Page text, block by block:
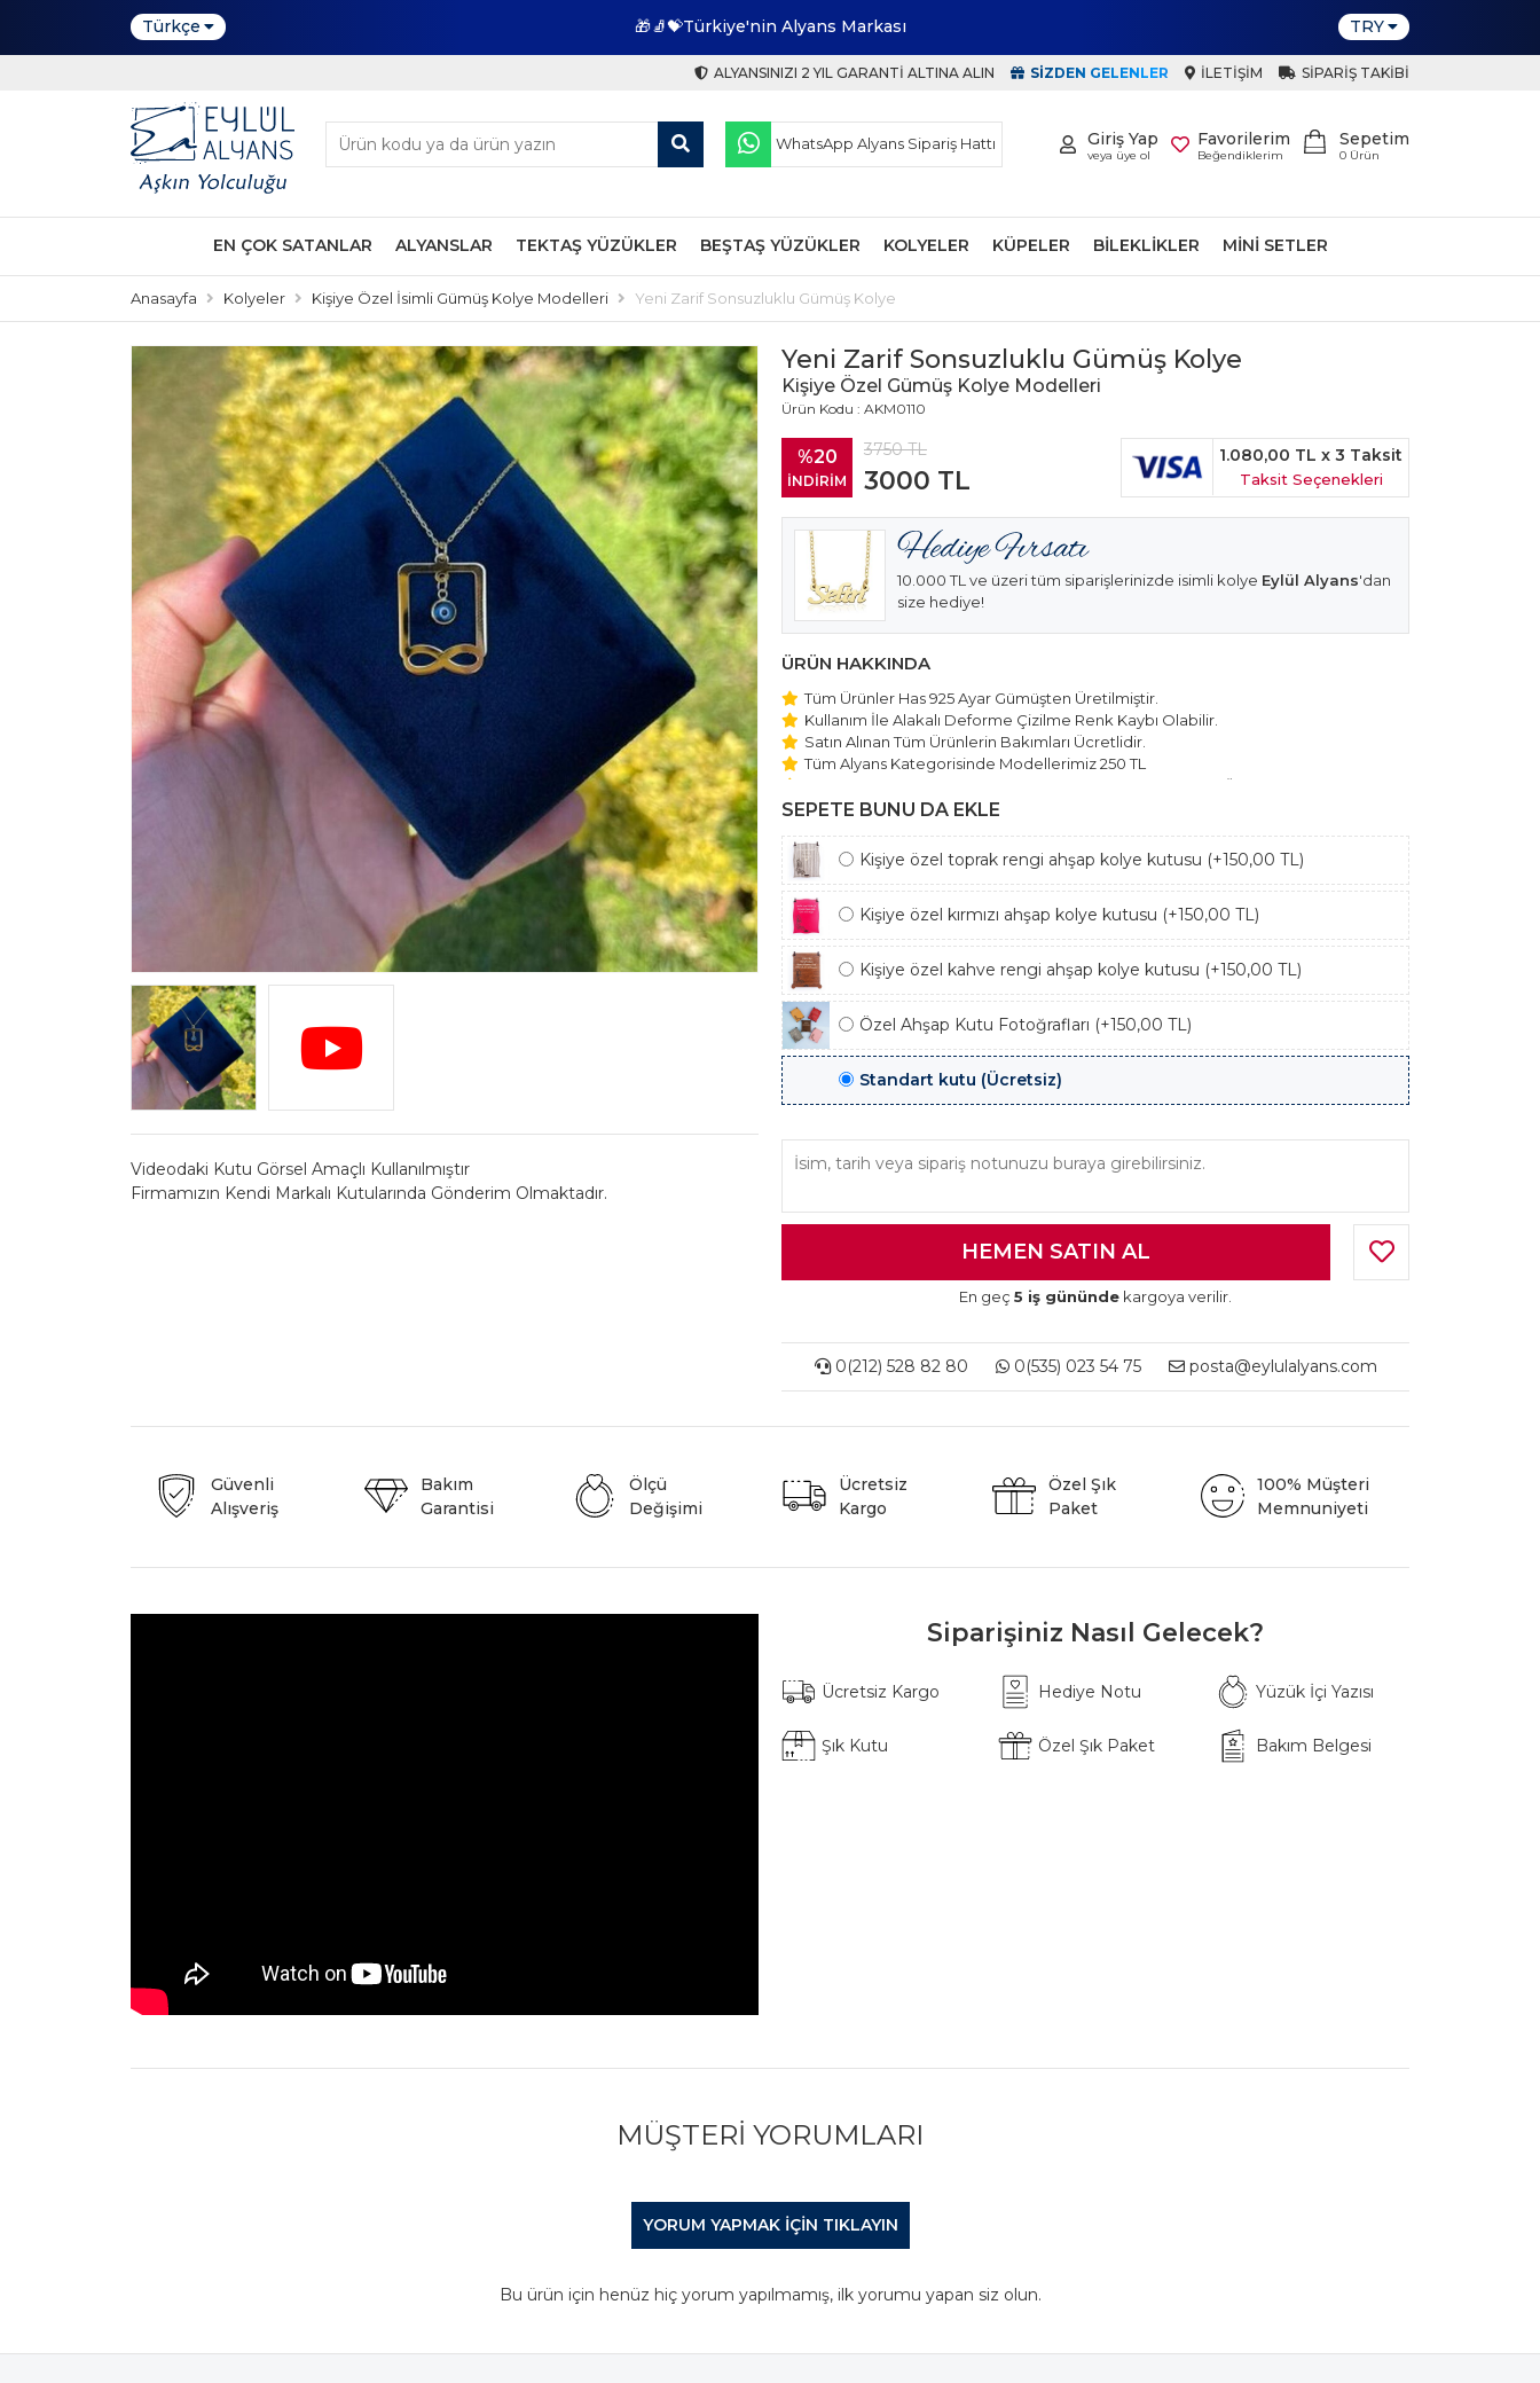
Türkçe 🎁🧦💝Türkiye'nin Alyans Markası TRY
ALYANSINIZI 2 YIL GARANTI ALTINA ALIN SIZDEN GELENLER İLETIŞIM SIPARIŞ TAKIBI
Sepetim
0 Ürün
Favorilerim
Beğendiklerim
Giriş Yap
veya üye ol
WhatsApp Alyans Sipariş Hattı
EN ÇOK SATANLAR ALYANSLAR TEKTAŞ YÜZÜKLER BEŞTAŞ YÜZÜKLER KOLYELER KÜPELER BILEKLIKLER MINI SETLER
Anasayfa Kolyeler Kişiye Özel İsimli Gümüş Kolye Modelleri Yeni Zarif Sonsuzluklu Gümüş Kolye
Videodaki Kutu Görsel Amaçlı Kullanılmıştır
Firmamızın Kendi Markalı Kutularında Gönderim Olmaktadır.
Yeni Zarif Sonsuzluklu Gümüş Kolye
Kişiye Özel Gümüş Kolye Modelleri
Ürün Kodu : AKM0110
%20
İNDİRİM
3750TL
3000 TL
1.080,00 TL x 3 Taksit
Taksit Seçenekleri
10.000 TL ve üzeri tüm siparişlerinizde isimli kolye Eylül Alyans'dan
size hediye!
ÜRÜN HAKKINDA
Tüm Ürünler Has 925 Ayar Gümüşten Üretilmiştir.
Kullanım İle Alakalı Deforme Çizilme Renk Kaybı Olabilir.
Satın Alınan Tüm Ürünlerin Bakımları Ücretlidir.
Tüm Alyans Kategorisinde Modellerimiz 250 TL
Beştaş Tektaş Kolye ve Bileklik Modellerimiz 150 TL Sabit Ücret ile Hareket
Edilmektedir.
SEPETE BUNU DA EKLE
Kişiye özel toprak rengi ahşap kolye kutusu (+150,00 TL)
Kişiye özel kırmızı ahşap kolye kutusu (+150,00 TL)
Kişiye özel kahve rengi ahşap kolye kutusu (+150,00 TL)
Özel Ahşap Kutu Fotoğrafları (+150,00 TL)
Standart kutu (Ücretsiz)
En geç 5 iş gününde kargoya verilir.
0(212) 528 82 80 0(535) 023 54 75 posta@eylulalyans.com
Güvenli
Alışveriş
Bakım
Garantisi
Ölçü
Değişimi
Ücretsiz
Kargo
Özel Şık
Paket
100% Müşteri
Memnuniyeti
Siparişiniz Nasıl Gelecek?
Ücretsiz Kargo Hediye Notu Yüzük İçi Yazısı
Şık Kutu Özel Şık Paket Bakım Belgesi
MÜŞTERI YORUMLARI
YORUM YAPMAK IÇIN TIKLAYIN
Bu ürün için henüz hiç yorum yapılmamış, ilk yorumu yapan siz olun.